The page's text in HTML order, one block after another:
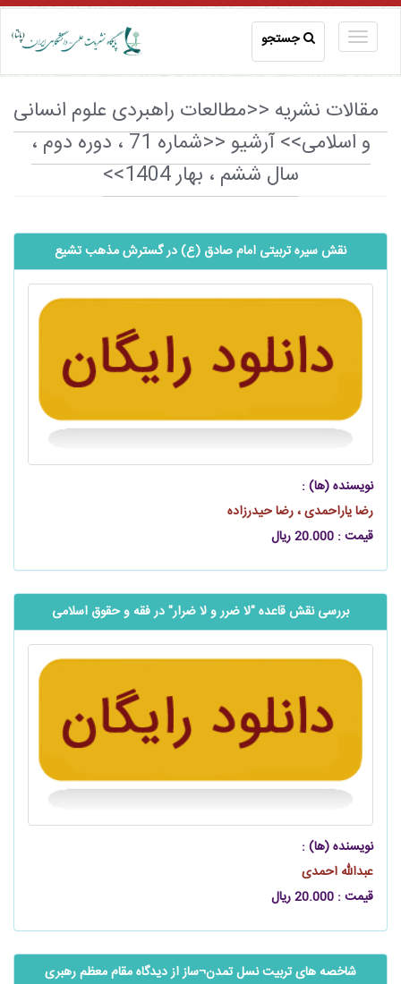
جستجو
مقالات نشریه <<مطالعات راهبردی علوم انسانی
و اسلامی>> آرشیو <<شماره 71 ، دوره دوم ،
سال ششم ، بهار 1404>>
نقش سیره تربیتی امام صادق (ع) در گسترش مذهب تشیع
نویسنده (ها) :
رضا یاراحمدی ، رضا حیدرزاده
قیمت : 20.000 ریال
بررسی نقش قاعده "لا ضرر و لا ضرار" در فقه و حقوق اسلامی
نویسنده (ها) :
عبدالله احمدی
قیمت : 20.000 ریال
شاخصه ‌های تربیت نسل تمدن¬‌ساز از دیدگاه مقام معظم رهبری